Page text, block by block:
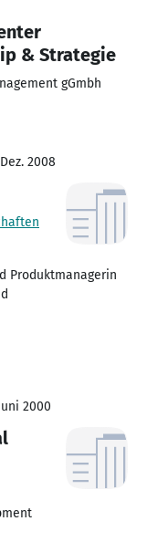
& Strategie
gGmbh
2008
Produktmanagerin
2000